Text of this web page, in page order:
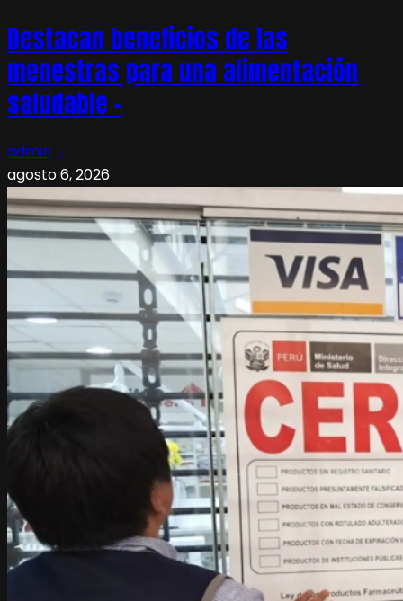
Destacan beneficios de las
menestras para una alimentación
saludable –
admin
agosto 6, 2026